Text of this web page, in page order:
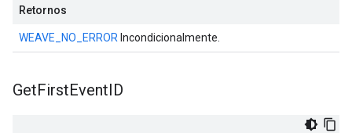
Retornos
WEAVE_NO_ERROR Incondicionalmente.
GetFirstEventID